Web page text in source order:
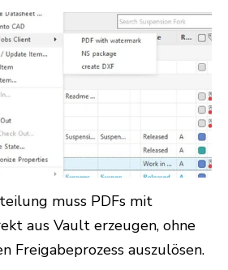
muss PDFs mit
aus Vault erzeugen, ohne
Freigabeprozess auszulösen.